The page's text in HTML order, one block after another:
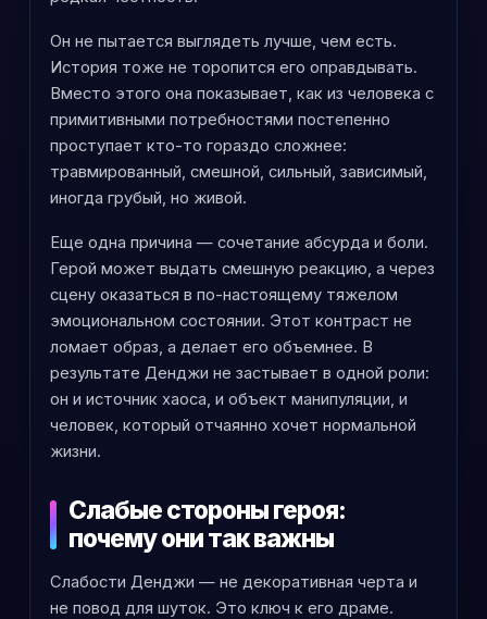
Он не пытается выглядеть лучше, чем есть.
История тоже не торопится его оправдывать.
Вместо этого она показывает, как из человека с
примитивными потребностями постепенно
проступает кто-то гораздо сложнее:
травмированный, смешной, сильный, зависимый,
иногда грубый, но живой.
Еще одна причина — сочетание абсурда и боли.
Герой может выдать смешную реакцию, а через
сцену оказаться в по-настоящему тяжелом
эмоциональном состоянии. Этот контраст не
ломает образ, а делает его объемнее. В
результате Денджи не застывает в одной роли:
он и источник хаоса, и объект манипуляции, и
человек, который отчаянно хочет нормальной
жизни.
Слабые стороны героя:
почему они так важны
Слабости Денджи — не декоративная черта и
не повод для шуток. Это ключ к его драме.